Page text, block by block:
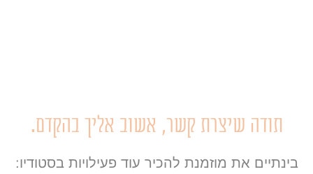
תודה שיצרת קשר, אשוב אליך בהקדם.
בינתיים את מוזמנת להכיר עוד פעילויות בסטודיו: